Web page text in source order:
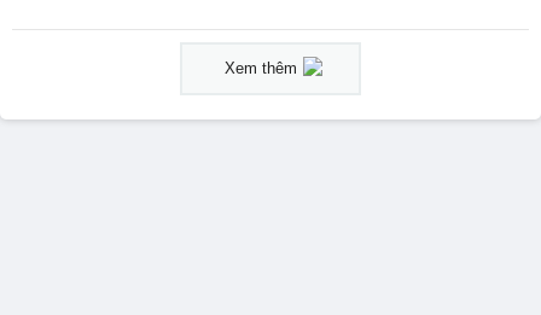
Xem thêm